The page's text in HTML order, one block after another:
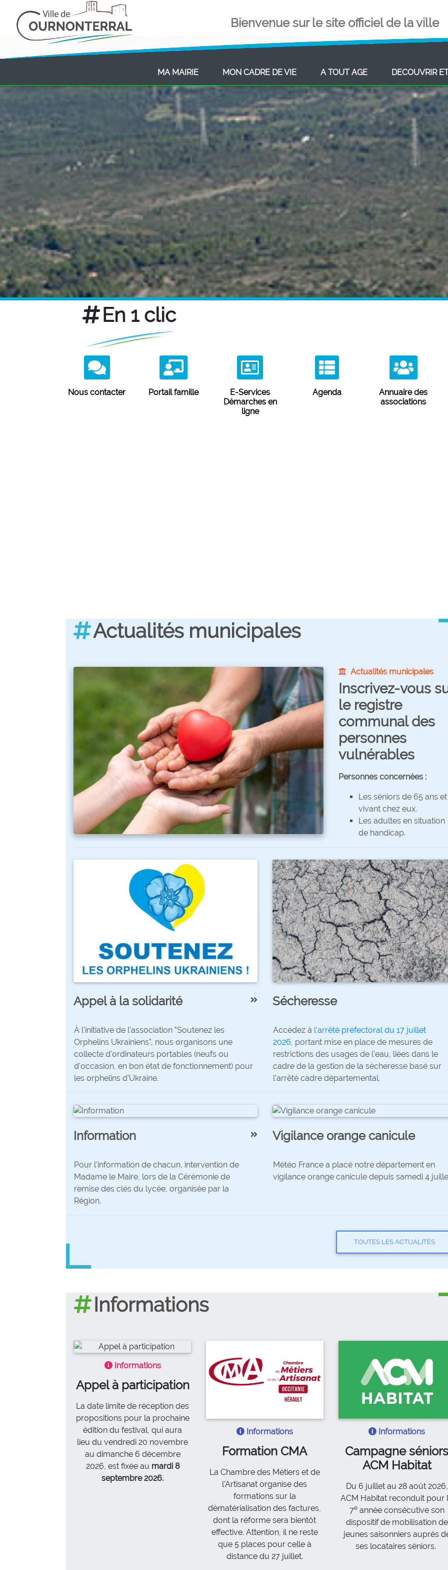
Bienvenue sur le site officiel de la ville
MA MAIRIE(CURRENT)MON CADRE DE VIE(CURRENT)A TOUT AGE(CURRENT)DECOUVRIR
En 1 clic
Nous contacter Portail famille
E-Services
Démarches en
ligne
Agenda
Annuaire des
associations
Actualités municipales
Actualités municipales
Inscrivez-vous
le registre
communal des
personnes
vulnérables
Personnes concernées :
Les séniors de 65 ans et
vivant chez eux.
Les adultes en situation
de handicap.
Appel à la solidarité
À l'initiative de l'association "Soutenez les
Orphelins Ukrainiens", nous organisons une
collecte d'ordinateurs portables (neufs ou
d'occasion, en bon état de fonctionnement) pour
les orphelins d'Ukraine.
Sécheresse
Accédez à l'arrêté préfectoral du 17 juillet
2026, portant mise en place de mesures de
restrictions des usages de l'eau, liées dans le
cadre de la gestion de la sécheresse basé sur
l'arrêté cadre départemental.
Information
Pour l'information de chacun, intervention de
Madame le Maire, lors de la Cérémonie de
remise des clés du lycée, organisée par la
Région.
Vigilance orange canicule
Météo France a placé notre département en
vigilance orange canicule depuis samedi 4
TOUTES LES ACTUALITÉS
Informations
Informations
Appel à participation
La date limite de réception des
propositions pour la prochaine
édition du festival, qui aura
lieu du vendredi 20 novembre
au dimanche 6 décembre
2026, est fixée au mardi 8
septembre 2026.
Informations
Formation CMA
La Chambre des Métiers et de
l'Artisanat organise des
formations sur la
dématérialisation des factures,
dont la réforme sera bientôt
effective. Attention, il ne reste
que 5 places pour celle à
distance du 27 juillet.
Informations
Campagne séniors
ACM Habitat
Du 6 juillet au 28 août 2026,
ACM Habitat reconduit pour
7eannée consécutive son
dispositif de mobilisation de
jeunes saisonniers auprès
ses locataires séniors.